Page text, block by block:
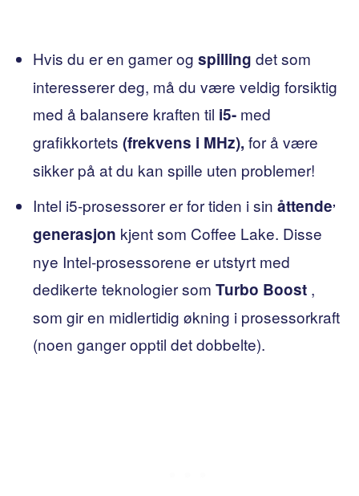
Hvis du er en gamer og spilling det som
interesserer deg, må du være veldig forsiktig
med å balansere kraften til i5- med
grafikkortets (frekvens i MHz), for å være
sikker på at du kan spille uten problemer!
Intel i5-prosessorer er for tiden i sin åttende,
generasjon kjent som Coffee Lake. Disse
nye Intel-prosessorene er utstyrt med
dedikerte teknologier som Turbo Boost ,
som gir en midlertidig økning i prosessorkraft
(noen ganger opptil det dobbelte).